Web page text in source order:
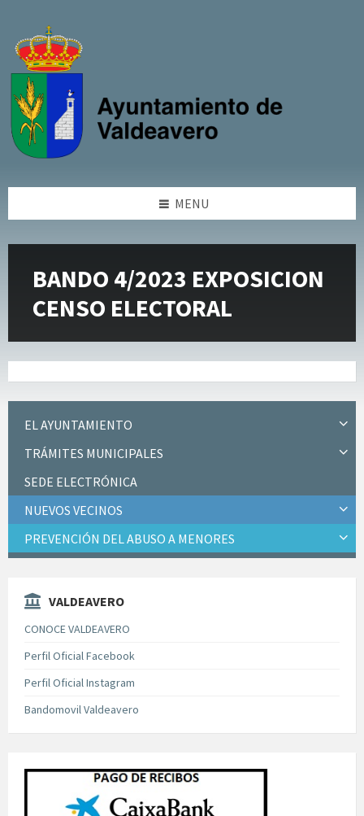
content
sidebar
right
sidebar
footer
MENU
BANDO 4/2023 EXPOSICION
CENSO ELECTORAL
EL AYUNTAMIENTO
TRÁMITES MUNICIPALES
SEDE ELECTRÓNICA
NUEVOS VECINOS
PREVENCIÓN DEL ABUSO A MENORES
VALDEAVERO
CONOCE VALDEAVERO
Perfil Oficial Facebook
Perfil Oficial Instagram
Bandomovil Valdeavero